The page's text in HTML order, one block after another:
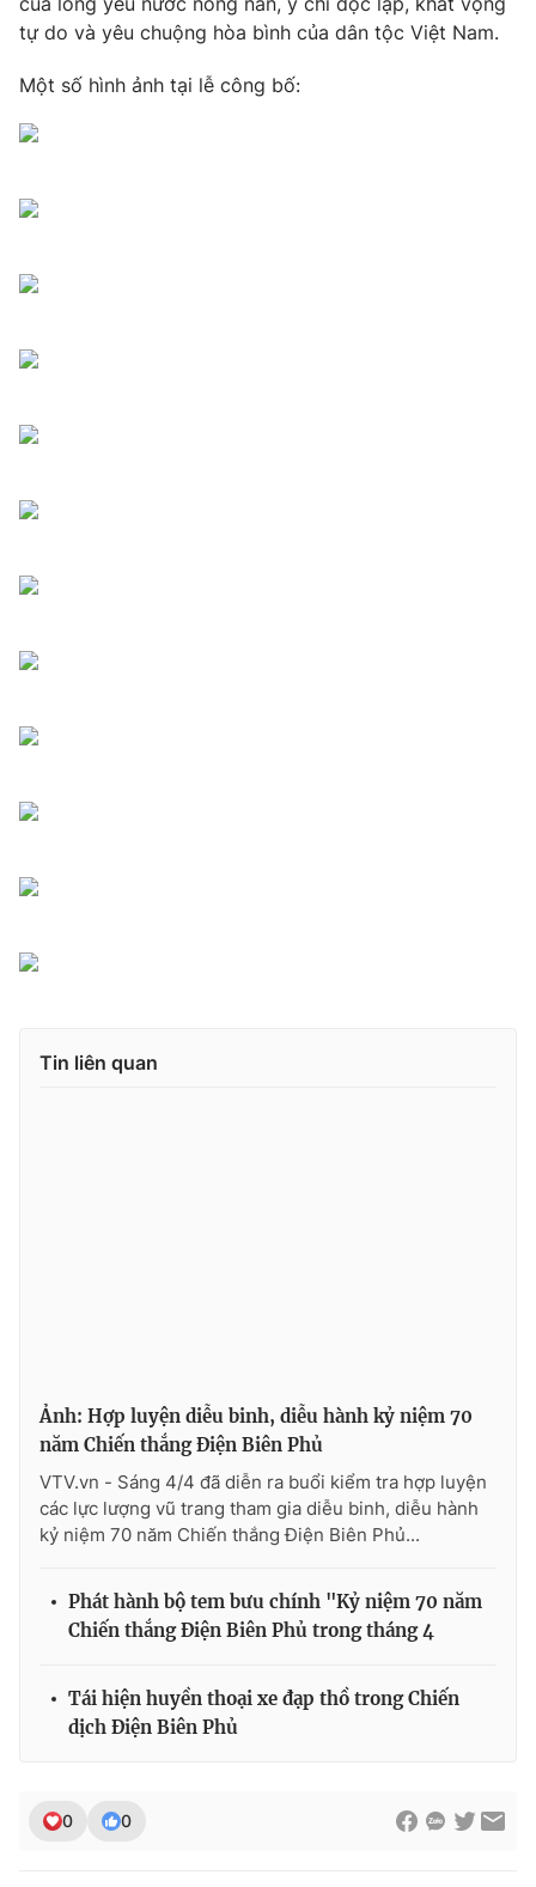
tự do và yêu chuộng hòa bình của dân tộc Việt Nam.
Một số hình ảnh tại lễ công bố:
Tin liên quan
Ảnh: Hợp luyện diễu binh, diễu hành kỷ niệm 70
năm Chiến thắng Điện Biên Phủ
VTV.vn - Sáng 4/4 đã diễn ra buổi kiểm tra hợp luyện
các lực lượng vũ trang tham gia diễu binh, diễu hành
kỷ niệm 70 năm Chiến thắng Điện Biên Phủ...
Phát hành bộ tem bưu chính "Kỷ niệm 70 năm
Chiến thắng Điện Biên Phủ trong tháng 4
Tái hiện huyền thoại xe đạp thồ trong Chiến
dịch Điện Biên Phủ
0 0